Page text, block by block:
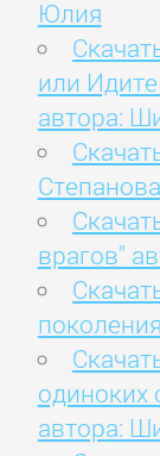
Юлия
или
автора:
врагов"
одиноких
автора: